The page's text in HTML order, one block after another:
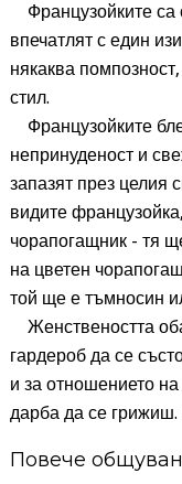
Французойките
впечатлят с един
някаква
стил.
Французойките
непринуденост и
запазят през целия
видите
чорапогащник - тя
на цветен
той ще е тъмносин
Женствеността
гардероб да се
и за отношението
дарба да се
Повече